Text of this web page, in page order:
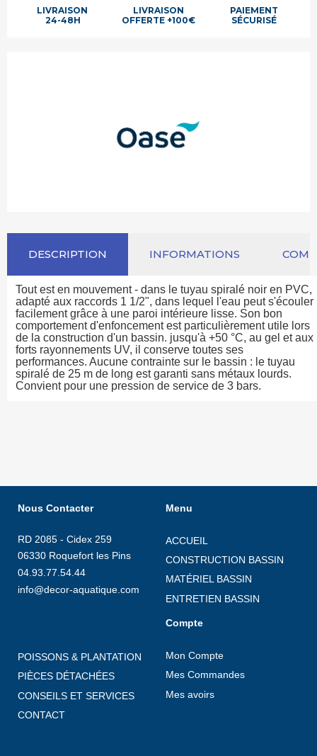
LIVRAISON
24-48H
LIVRAISON
OFFERTE +100€
PAIEMENT
SÉCURISÉ
DESCRIPTION INFORMATIONS
Tout est en mouvement - dans le tuyau spiralé noir en PVC,
adapté aux raccords 1 1/2", dans lequel l'eau peut s'écouler
facilement grâce à une paroi intérieure lisse. Son bon
comportement d'enfoncement est particulièrement utile lors
de la construction d'un bassin. jusqu'à +50 °C, au gel et aux
forts rayonnements UV, il conserve toutes ses
performances. Aucune contrainte sur le bassin : le tuyau
spiralé de 25 m de long est garanti sans métaux lourds.
Convient pour une pression de service de 3 bars.
Nous Contacter
RD 2085 - Cidex 259
06330 Roquefort les Pins
04.93.77.54.44
info@decor-aquatique.com
Menu
ACCUEIL
CONSTRUCTION BASSIN
MATÉRIEL BASSIN
ENTRETIEN BASSIN
POISSONS & PLANTATION
PIÈCES DÉTACHÉES
CONSEILS ET SERVICES
CONTACT
Compte
Mon Compte
Mes Commandes
Mes avoirs